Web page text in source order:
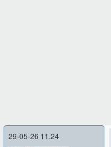
29-05-26 11.24